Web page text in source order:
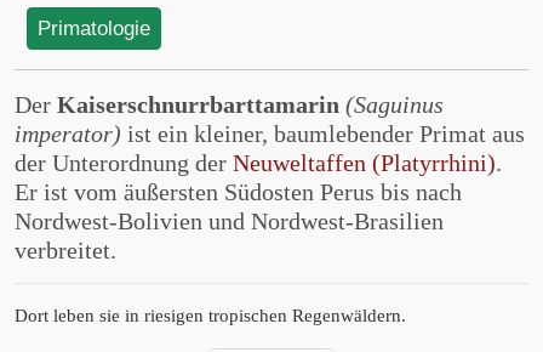
Primatologie
Der Kaiserschnurrbarttamarin (Saguinus
imperator) ist ein kleiner, baumlebender Primat aus
der Unterordnung der Neuweltaffen (Platyrrhini).
Er ist vom äußersten Südosten Perus bis nach
Nordwest-Bolivien und Nordwest-Brasilien
verbreitet.
Dort leben sie in riesigen tropischen Regenwäldern.